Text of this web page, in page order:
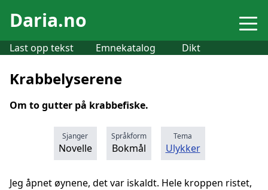
Daria.no
Last opp tekst Emnekatalog Dikt
Krabbelyserene
Om to gutter på krabbefiske.
Sjanger
Novelle
Språkform
Bokmål
Tema
Ulykker
Jeg åpnet øynene, det var iskaldt. Hele kroppen ristet,